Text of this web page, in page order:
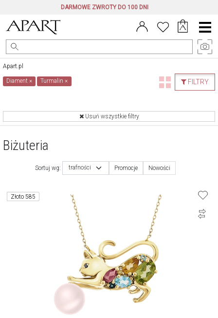
DARMOWE ZWROTY DO 100 DNI
Menu
główne
Apart.pl
FILTRY
Diament× Turmalin×
Usuń wszystkie filtry
Biżuteria
Sortuj wg: trafności Promocje Nowości
Złoto 585